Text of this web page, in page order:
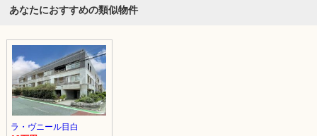
あなたにおすすめの類似物件
ラ・ヴニール目白